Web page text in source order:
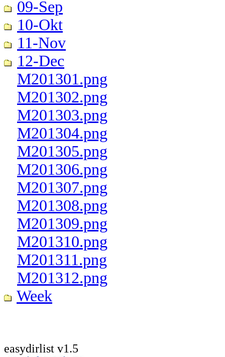
09-Sep
10-Okt
11-Nov
12-Dec
M201301.png
M201302.png
M201303.png
M201304.png
M201305.png
M201306.png
M201307.png
M201308.png
M201309.png
M201310.png
M201311.png
M201312.png
Week
easydirlist v1.5